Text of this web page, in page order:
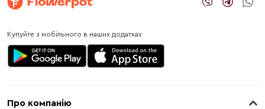
Купуйте з мобільного в наших додатках
Про компанію